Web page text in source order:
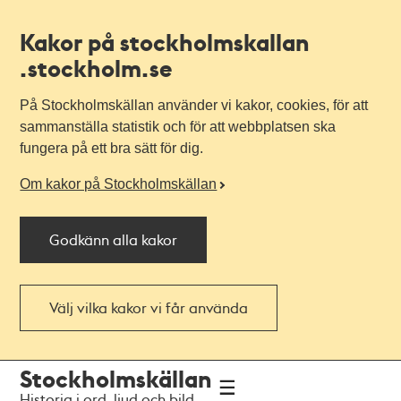
Kakor på stockholmskallan
.stockholm.se
På Stockholmskällan använder vi kakor, cookies, för att
sammanställa statistik och för att webbplatsen ska
fungera på ett bra sätt för dig.
Om kakor på Stockholmskällan
Godkänn alla kakor
Välj vilka kakor vi får använda
navigationen
huvudinnehållet
Stockholmskällan